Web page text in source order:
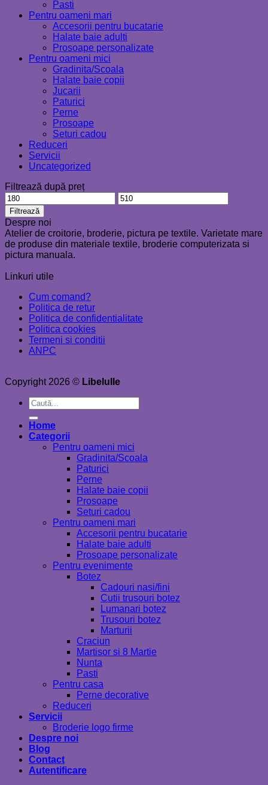
Pasti
Pentru oameni mari
Accesorii pentru bucatarie
Halate baie adulti
Prosoape personalizate
Pentru oameni mici
Gradinita/Scoala
Halate baie copii
Jucarii
Paturici
Perne
Prosoape
Seturi cadou
Reduceri
Servicii
Uncategorized
Filtrează după preț
Preț
minim
Preț
maxim
Filtrează
Despre noi
Atelier de croitorie, broderie, pictura pe textile. Varietate mare
de produse din materiale textile, broderie computerizata si
pictura manuala.
Linkuri utile
Cum comand?
Politica de retur
Politica de confidentialitate
Politica cookies
Termeni si conditii
ANPC
Copyright 2026 © Libelulle
Caută
după:
Home
Categorii
Pentru oameni mici
Gradinita/Scoala
Paturici
Perne
Halate baie copii
Prosoape
Seturi cadou
Pentru oameni mari
Accesorii pentru bucatarie
Halate baie adulti
Prosoape personalizate
Pentru evenimente
Botez
Cadouri nasi/fini
Cutii trusouri botez
Lumanari botez
Trusouri botez
Marturii
Craciun
Martisor si 8 Martie
Nunta
Pasti
Pentru casa
Perne decorative
Reduceri
Servicii
Broderie logo firme
Despre noi
Blog
Contact
Autentificare